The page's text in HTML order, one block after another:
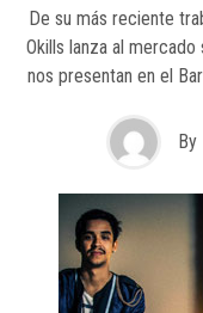
De su más reciente
Okills lanza al mercado
nos presentan en el
By